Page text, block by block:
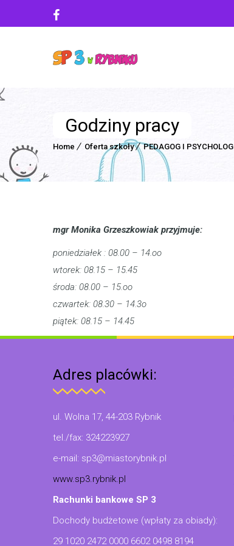
Godziny pracy
Home Oferta szkoły PEDAGOG I PSYCHOLOG
mgr Monika Grzeszkowiak przyjmuje:
poniedziałek : 08.00 – 14.oo
wtorek: 08.15 – 15.45
środa: 08.00 – 15.oo
czwartek: 08.30 – 14.3o
piątek: 08.15 – 14.45
Adres placówki:
ul. Wolna 17, 44-203 Rybnik
tel./fax: 324223927
e-mail: sp3@miastorybnik.pl
www.sp3.rybnik.pl
Rachunki bankowe SP 3
Dochody budżetowe (wpłaty za obiady):
29 1020 2472 0000 6602 0498 8194